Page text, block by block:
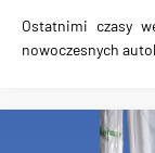
Ostatnimi czasy
nowoczesnych